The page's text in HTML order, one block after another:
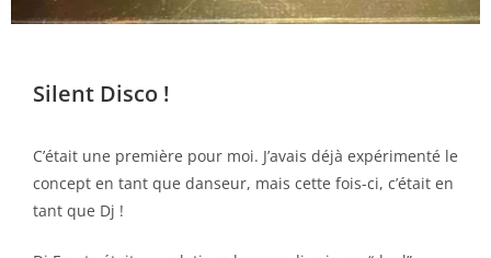
Silent Disco !
C’était une première pour moi. J’avais déjà expérimenté le
concept en tant que danseur, mais cette fois-ci, c’était en
tant que Dj !